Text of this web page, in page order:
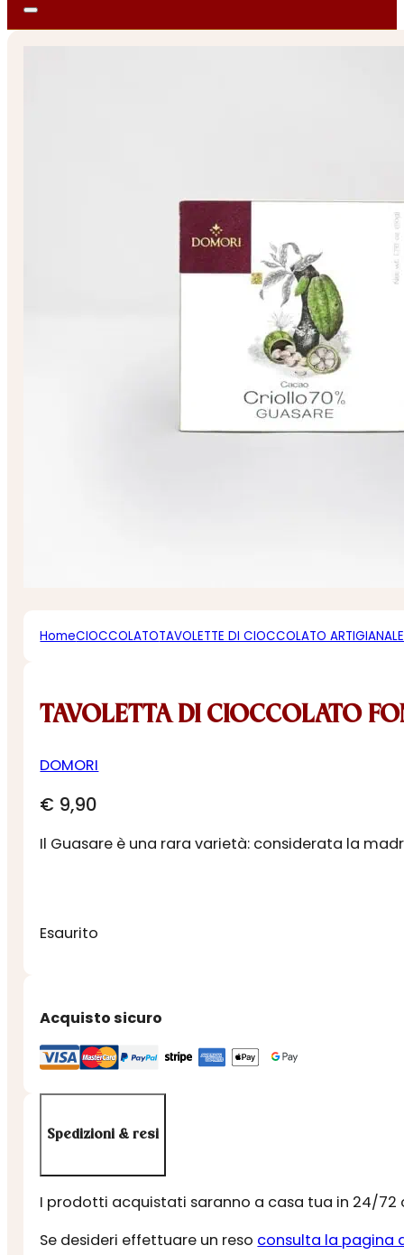
HomeCIOCCOLATOTAVOLETTE DI CIOCCOLATO ARTIGIANALE
TAVOLETTA DI CIOCCOLATO
DOMORI
€ 9,90
Il Guasare è una rara varietà: considerata la
Esaurito
Acquisto sicuro
Spedizioni & resi
I prodotti acquistati saranno a casa tua in 24/72
Se desideri effettuare un reso consulta la pagina